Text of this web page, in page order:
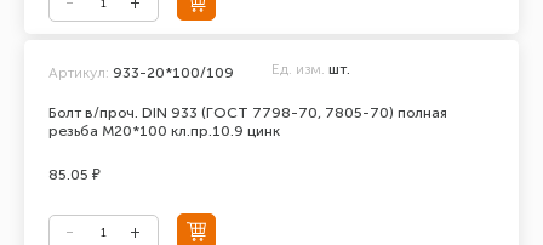
Болт в/проч. DIN 933 (ГОСТ 7798-70, 7805-70) полная
резьба М20*100 кл.пр.10.9 цинк
Артикул: 933-20*100/109 Ед. изм. шт.
85.05 ₽